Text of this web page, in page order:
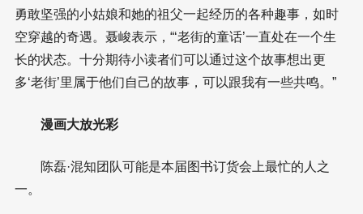
勇敢坚强的小姑娘和她的祖父一起经历的各种趣事，如时
空穿越的奇遇。聂峻表示，“‘老街的童话’一直处在一个生
长的状态。十分期待小读者们可以通过这个故事想出更
多‘老街’里属于他们自己的故事，可以跟我有一些共鸣。”
漫画大放光彩
陈磊·混知团队可能是本届图书订货会上最忙的人之
一。